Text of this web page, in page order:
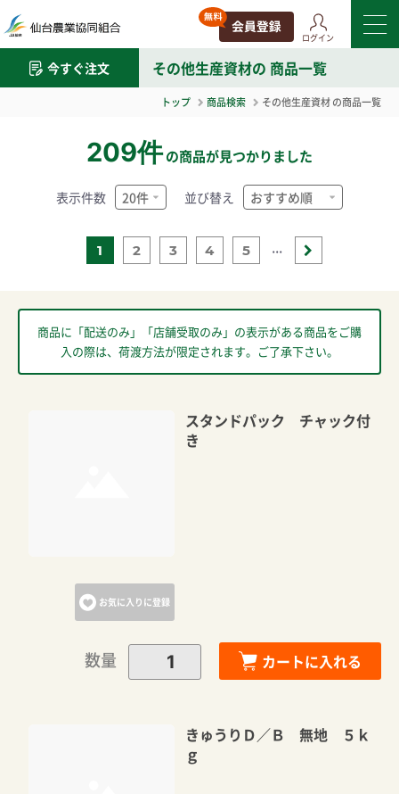
ログイン
今すぐ注文 その他生産資材の 商品一覧
トップ 商品検索 その他生産資材の商品一覧
209件の商品が見つかりました
1 2 3 4 5 ...
表示件数 並び替え
商品に「配送のみ」「店舗受取のみ」の表示がある商品をご購
入の際は、荷渡方法が限定されます。ご了承下さい。
お気に入りに登録
スタンドパック チャック付
き
数量 カートに入れる
きゅうりＤ／Ｂ 無地 ５ｋ
ｇ